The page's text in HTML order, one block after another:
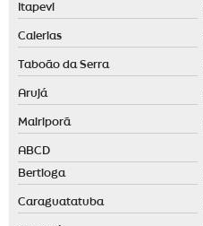
Itapevi
Caierias
Taboão da Serra
Arujá
Mairiporã
ABCD
Bertioga
Caraguatatuba